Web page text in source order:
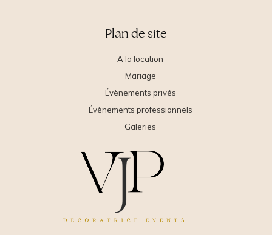
Plan de site
A la location
Mariage
Évènements privés
Évènements professionnels
Galeries